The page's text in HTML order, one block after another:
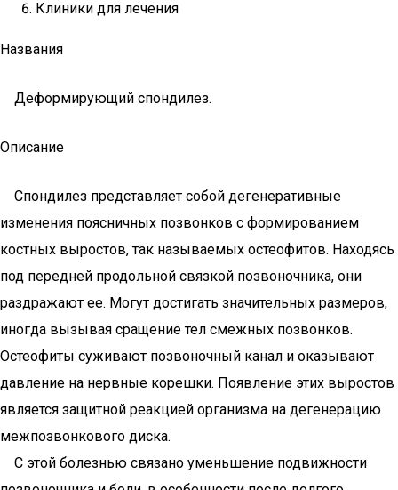
Клиники для лечения
Названия
Деформирующий спондилез.
Описание
Спондилез представляет собой дегенеративные
изменения поясничных позвонков с формированием
костных выростов, так называемых остеофитов. Находясь
под передней продольной связкой позвоночника, они
раздражают ее. Могут достигать значительных размеров,
иногда вызывая сращение тел смежных позвонков.
Остеофиты суживают позвоночный канал и оказывают
давление на нервные корешки. Появление этих выростов
является защитной реакцией организма на дегенерацию
межпозвонкового диска.
С этой болезнью связано уменьшение подвижности